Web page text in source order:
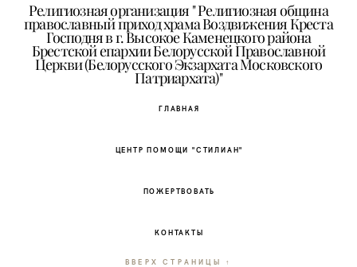
Религиозная организация " Религиозная община
православный приход храма Воздвижения Креста
Господня в г. Высокое Каменецкого района
Брестской епархии Белорусской Православной
Церкви (Белорусского Экзархата Московского
Патриархата)"
ГЛАВНАЯ
ЦЕНТР ПОМОЩИ "СТИЛИАН"
ПОЖЕРТВОВАТЬ
КОНТАКТЫ
ВВЕРХ СТРАНИЦЫ ↑